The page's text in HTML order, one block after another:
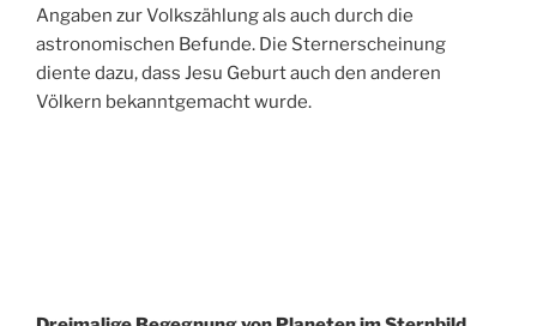
Angaben zur Volkszählung als auch durch die
astronomischen Befunde. Die Sternerscheinung
diente dazu, dass Jesu Geburt auch den anderen
Völkern bekanntgemacht wurde.